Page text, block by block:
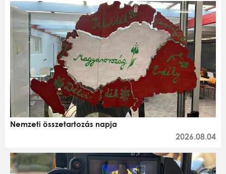
Nemzeti összetartozás napja
2026.08.04